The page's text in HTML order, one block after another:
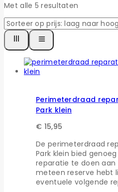
Met alle 5 resultaten
Perimeterdraad
Park klein
€ 15,95
De perimeterdraad
Park klein bied
reparatie te doen
meteen reserve hebt
eventuele volgende